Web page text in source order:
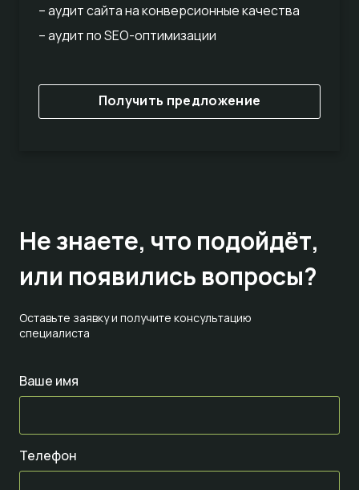
– аудит сайта на конверсионные качества
– аудит по SEO-оптимизации
Получить предложение
Оставьте заявку и получите консультацию
специалиста
Не знаете, что подойдёт,
или появились вопросы?
Ваше имя
Телефон